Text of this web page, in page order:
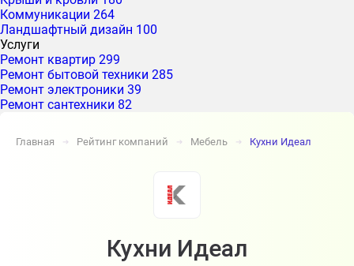
Коммуникации 264
Ландшафтный дизайн 100
Услуги
Ремонт квартир 299
Ремонт бытовой техники 285
Ремонт электроники 39
Ремонт сантехники 82
Главная ➔ Рейтинг компаний ➔ Мебель ➔ Кухни Идеал
Кухни Идеал